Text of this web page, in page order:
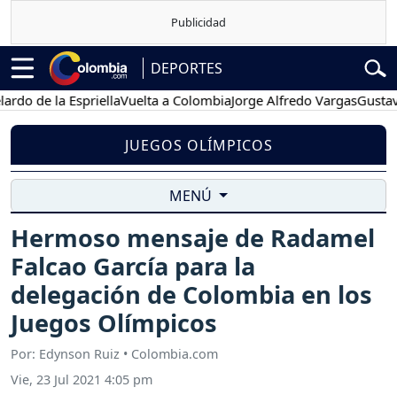
DEPORTES
la EspriellaVuelta a ColombiaJorge Alfredo VargasGustavo
JUEGOS OLÍMPICOS
MENÚ
Hermoso mensaje de Radamel
Falcao García para la
delegación de Colombia en los
Juegos Olímpicos
Por: Edynson Ruiz • Colombia.com
Vie, 23 Jul 2021 4:05 pm